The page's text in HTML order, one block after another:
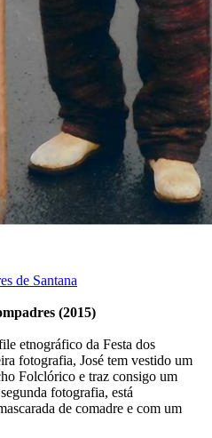
de Santana
(2015)
etnográfico da Festa dos
fotografia, José tem vestido um
Folclórico e traz consigo um
fotografia, está
de comadre e com um